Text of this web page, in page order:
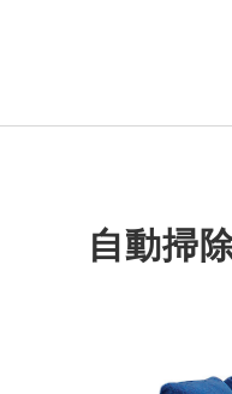
自動掃